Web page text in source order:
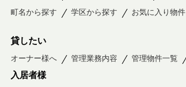
町名から探す
学区から探す お気に入り物件
貸したい
オーナー様へ 管理業務内容 管理物件一覧
入居者様